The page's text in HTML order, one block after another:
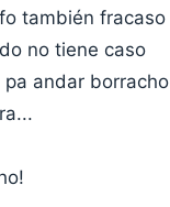
también fracaso
no tiene caso
andar borracho